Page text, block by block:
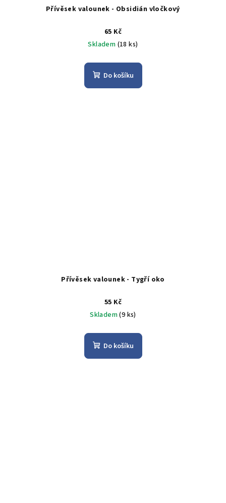
Přívěsek valounek - Obsidián vločkový
65 Kč
Skladem (18 ks)
Do košíku
Přívěsek valounek - Tygří oko
55 Kč
Skladem(9 ks)
Do košíku